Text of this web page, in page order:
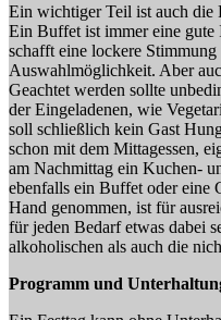
Ein wichtiger Teil ist auch die
Ein Buffet ist immer eine gute
schafft eine lockere
Auswahlmöglichkeit. Aber
Geachtet werden sollte
der Eingeladenen, wie
soll schließlich kein Gast
schon mit dem Mittagessen,
am Nachmittag ein Kuchen-
ebenfalls ein Buffet oder eine
Hand genommen, ist für
für jeden Bedarf etwas dabei
alkoholischen als auch die
Programm und